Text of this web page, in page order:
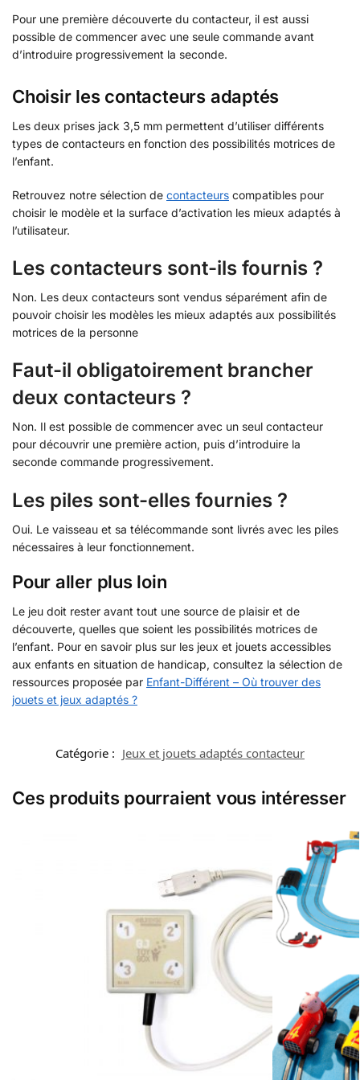
Pour une première découverte du contacteur, il est aussi
possible de commencer avec une seule commande avant
d’introduire progressivement la seconde.
Choisir les contacteurs adaptés
Les deux prises jack 3,5 mm permettent d’utiliser différents
types de contacteurs en fonction des possibilités motrices de
l’enfant.
Retrouvez notre sélection de contacteurs compatibles pour
choisir le modèle et la surface d’activation les mieux adaptés à
l’utilisateur.
Les contacteurs sont-ils fournis ?
Non. Les deux contacteurs sont vendus séparément afin de
pouvoir choisir les modèles les mieux adaptés aux possibilités
motrices de la personne
Faut-il obligatoirement brancher
deux contacteurs ?
Non. Il est possible de commencer avec un seul contacteur
pour découvrir une première action, puis d’introduire la
seconde commande progressivement.
Les piles sont-elles fournies ?
Oui. Le vaisseau et sa télécommande sont livrés avec les piles
nécessaires à leur fonctionnement.
Pour aller plus loin
Le jeu doit rester avant tout une source de plaisir et de
découverte, quelles que soient les possibilités motrices de
l’enfant. Pour en savoir plus sur les jeux et jouets accessibles
aux enfants en situation de handicap, consultez la sélection de
ressources proposée par Enfant-Différent – Où trouver des
jouets et jeux adaptés ?
Catégorie : Jeux et jouets adaptés contacteur
Ces produits pourraient vous intéresser